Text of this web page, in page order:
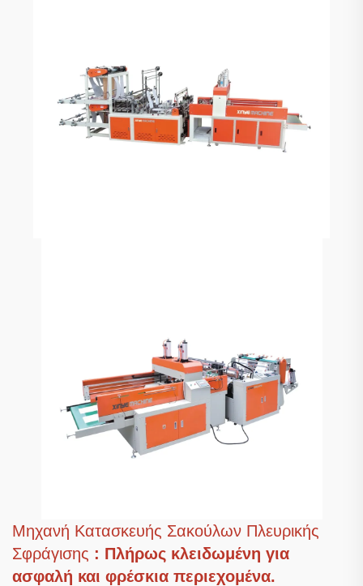
Μηχανή Κατασκευής Σακούλων Πλευρικής
Σφράγισης : Πλήρως κλειδωμένη για
ασφαλή και φρέσκια περιεχομένα.